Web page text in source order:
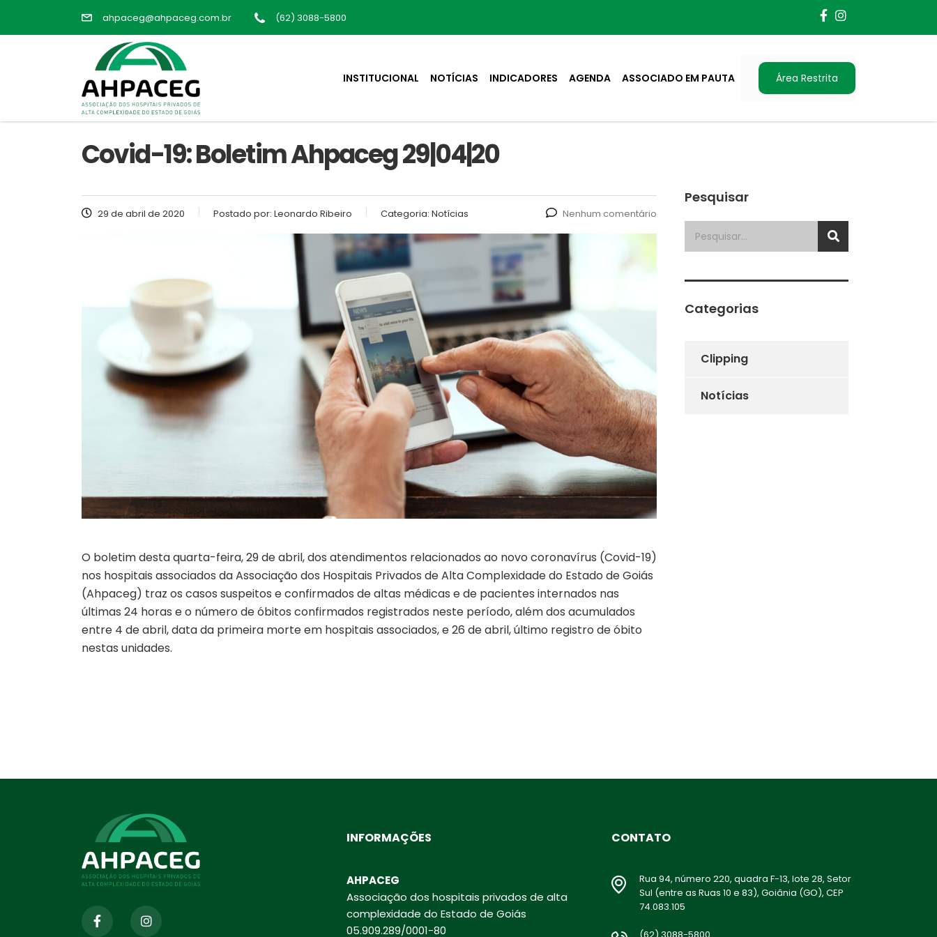
ahpaceg@ahpaceg.com.br (62) 3088-5800
INSTITUCIONAL NOTÍCIAS INDICADORES AGENDA ASSOCIADO EM PAUTA Área Restrita
Covid-19: Boletim Ahpaceg 29|04|20
29 de abril de 2020 Postado por: Leonardo Ribeiro Categoria: Notícias Nenhum comentário
O boletim desta quarta-feira, 29 de abril, dos atendimentos relacionados ao novo coronavírus (Covid-19)
nos hospitais associados da Associação dos Hospitais Privados de Alta Complexidade do Estado de Goiás
(Ahpaceg) traz os casos suspeitos e confirmados de altas médicas e de pacientes internados nas
últimas 24 horas e o número de óbitos confirmados registrados neste período, além dos acumulados
entre 4 de abril, data da primeira morte em hospitais associados, e 26 de abril, último registro de óbito
nestas unidades.
Pesquisar
Categorias
Clipping
Notícias
INFORMAÇÕES
AHPACEG
Associação dos hospitais privados de alta
complexidade do Estado de Goiás
05.909.289/0001-80
CONTATO
Rua 94, número 220, quadra F-13, lote 28, Setor
Sul (entre as Ruas 10 e 83), Goiânia (GO), CEP
74.083.105